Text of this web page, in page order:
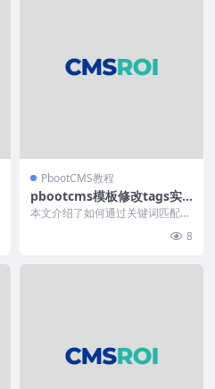
PbootCMS教程
pbootcms模板修改tags实
现keywords内容关联匹配
本文介绍了如何通过关键词匹配在
8